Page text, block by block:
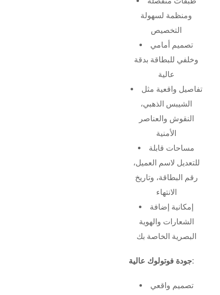
ومنظمة لسهولة
التخصيص
تصميم أمامي
وخلفي للبطاقة بدقة
عالية
تفاصيل واقعية مثل
الشيبس الذهبي،
النقوش والعناصر
الأمنية
مساحات قابلة
للتعديل لاسم العميل،
رقم البطاقة، وتاريخ
الانتهاء
إمكانية إضافة
الشعارات والهوية
البصرية الخاصة بك
جودة فوتولوك عالية:
تصميم واقعي